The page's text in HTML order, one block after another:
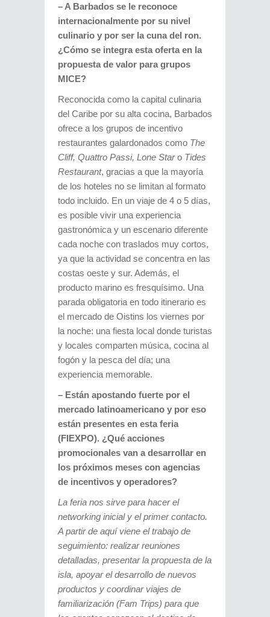
– A Barbados se le reconoce
internacionalmente por su nivel
culinario y por ser la cuna del ron.
¿Cómo se integra esta oferta en la
propuesta de valor para grupos
MICE?
Reconocida como la capital culinaria
del Caribe por su alta cocina, Barbados
ofrece a los grupos de incentivo
restaurantes galardonados como The
Cliff, Quattro Passi, Lone Staro Tides
Restaurant, gracias a que la mayoría
de los hoteles no se limitan al formato
todo incluido. En un viaje de 4 o 5 días,
es posible vivir una experiencia
gastronómica y un escenario diferente
cada noche con traslados muy cortos,
ya que la actividad se concentra en las
costas oeste y sur. Además, el
producto marino es fresquísimo. Una
parada obligatoria en todo itinerario es
el mercado de Oistins los viernes por
la noche: una fiesta local donde turistas
y locales comparten música, cocina al
fogón y la pesca del día; una
experiencia memorable.
– Están apostando fuerte por el
mercado latinoamericano y por eso
están presentes en esta feria
(FIEXPO). ¿Qué acciones
promocionales van a desarrollar en
los próximos meses con agencias
de incentivos y operadores?
La feria nos sirve para hacer el
networking inicial y el primer contacto.
A partir de aquí viene el trabajo de
seguimiento: realizar reuniones
detalladas, presentar la propuesta de la
isla, apoyar el desarrollo de nuevos
productos y coordinar viajes de
familiarización (Fam Trips) para que